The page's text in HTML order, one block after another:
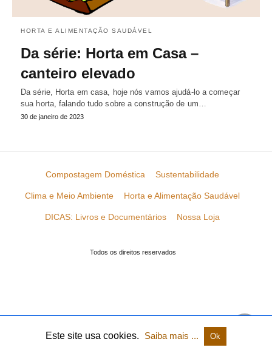
HORTA E ALIMENTAÇÃO SAUDÁVEL
Da série: Horta em Casa –
canteiro elevado
Da série, Horta em casa, hoje nós vamos ajudá-lo a começar
sua horta, falando tudo sobre a construção de um…
30 de janeiro de 2023
Compostagem Doméstica Sustentabilidade
Clima e Meio Ambiente Horta e Alimentação Saudável
DICAS: Livros e Documentários Nossa Loja
Todos os direitos reservados
Este site usa cookies. Saiba mais ... Ok